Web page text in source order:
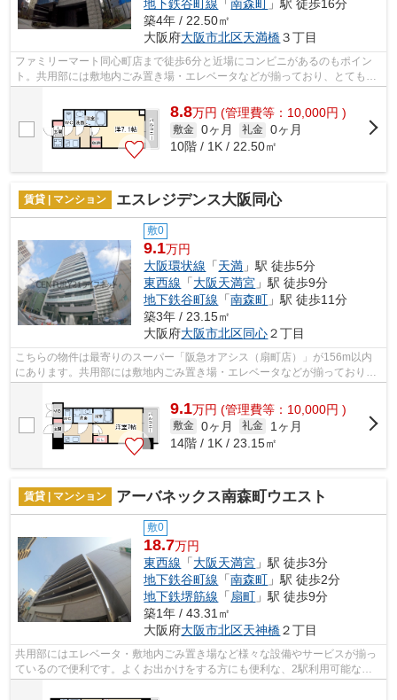
地下鉄谷町線 「南森町 」駅 徒歩16分
築4年 / 22.50㎡
大阪府大阪市北区天満橋３丁目
ファミリーマート同心町店まで徒歩6分と近場にコンビニがあるのもポイン
ト。共用部には敷地内ごみ置き場・エレベータなどが揃っており、とても充
実しています。風通しが良好なので、い...
8.8万円 (管理費等：10,000円 )
敷金 0ヶ月 礼金 0ヶ月
10階 / 1K / 22.50㎡
賃貸 | マンション エスレジデンス大阪同心
敷0
9.1万円
大阪環状線 「天満 」駅 徒歩5分
東西線 「大阪天満宮 」駅 徒歩9分
地下鉄谷町線 「南森町 」駅 徒歩11分
築3年 / 23.15㎡
大阪府大阪市北区同心２丁目
こちらの物件は最寄りのスーパー「阪急オアシス（扇町店）」が156m以内
にあります。共用部には敷地内ごみ置き場・エレベータなどが揃っておりま
9.1万円 (管理費等：10,000円 )
敷金 0ヶ月 礼金
1ヶ月
14階 / 1K / 23.15㎡
賃貸 | マンション アーバネックス南森町ウエスト
敷0
18.7万円
東西線 「大阪天満宮 」駅 徒歩3分
地下鉄谷町線 「南森町 」駅 徒歩2分
地下鉄堺筋線 「 扇町 」駅 徒歩9分
築1年 / 43.31㎡
大阪府大阪市北区天神橋２丁目
共用部にはエレベータ・敷地内ごみ置き場など様々な設備やサービスが揃っ
ているので便利です。よくお出かけをする方にも便利な、2駅利用可能なマ